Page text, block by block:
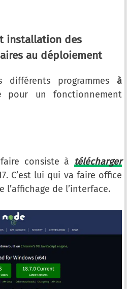
installation des
au déploiement
programmes à
pour un fonctionnement
consiste à télécharger
C’est lui qui va faire office
l’affichage de l’interface.